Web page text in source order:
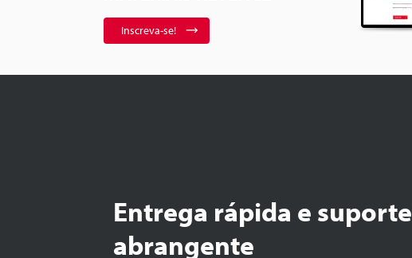
Inscreva-se!
Entrega rápida e suporte
abrangente